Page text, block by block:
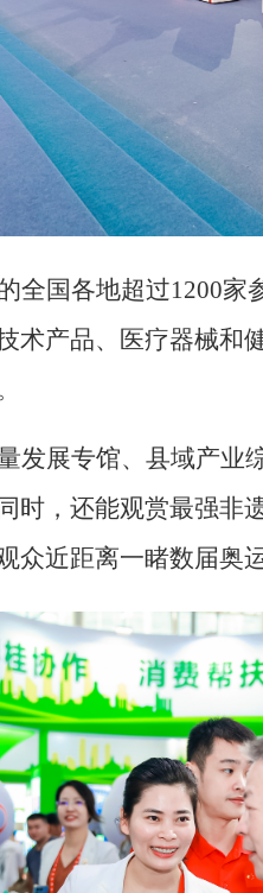
全国各地超过1200家
术产品、医疗器械和
发展专馆、县域产业
时，还能观赏最强非
近距离一睹数届奥